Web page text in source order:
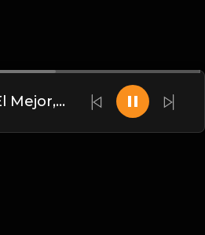
Anthony El Mejor, DJ Nil - Wrongs & Rights (Original Mix) [Red Stars Records]